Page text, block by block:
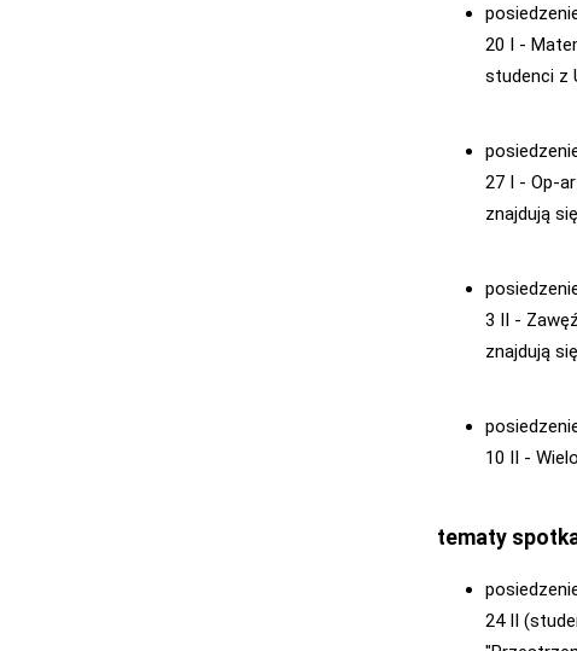
20 I -
studenci z
27 I - Op-
znajdują
3 II -
znajdują
10 II -
tematy
24 II